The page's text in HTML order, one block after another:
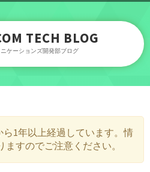
TECH BLOG
ケーションズ開発部ブログ
1年以上経過しています。情
すのでご注意ください。